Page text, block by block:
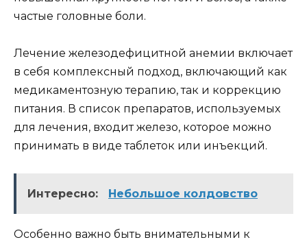
частые головные боли.
Лечение железодефицитной анемии включает
в себя комплексный подход, включающий как
медикаментозную терапию, так и коррекцию
питания. В список препаратов, используемых
для лечения, входит железо, которое можно
принимать в виде таблеток или инъекций.
Интересно: Небольшое колдовство
Особенно важно быть внимательными к